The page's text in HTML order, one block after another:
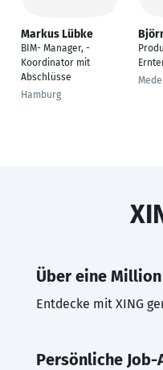
Markus Lübke
BIM- Manager, -
Koordinator mit
Abschlüsse
Hamburg
Über eine Million
Entdecke mit XING
Persönliche